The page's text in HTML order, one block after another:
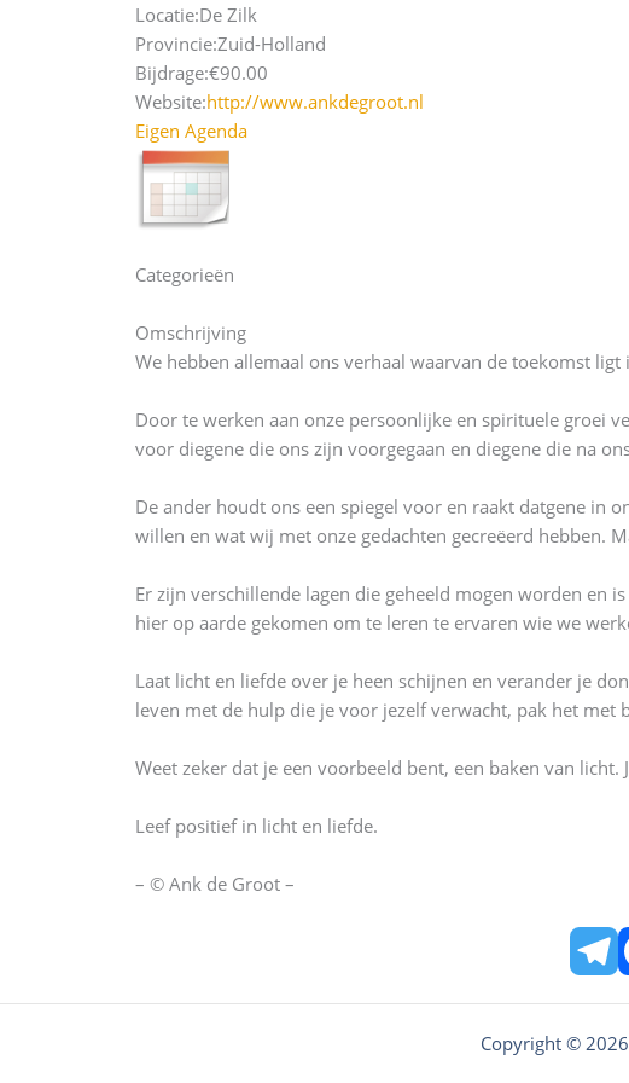
Locatie:De Zilk
Provincie:Zuid-Holland
Bijdrage:€90.00
Website:http://www.ankdegroot.nl
Eigen Agenda
Categorieën
Omschrijving
We hebben allemaal ons verhaal waarvan de toekomst
Door te werken aan onze persoonlijke en spirituele groei
voor diegene die ons zijn voorgegaan en diegene die na
De ander houdt ons een spiegel voor en raakt datgene in
willen en wat wij met onze gedachten gecreëerd hebben.
Er zijn verschillende lagen die geheeld mogen worden en
hier op aarde gekomen om te leren te ervaren wie we
Laat licht en liefde over je heen schijnen en verander je
leven met de hulp die je voor jezelf verwacht, pak het met
Weet zeker dat je een voorbeeld bent, een baken van
Leef positief in licht en liefde.
– © Ank de Groot –
Copyright ©